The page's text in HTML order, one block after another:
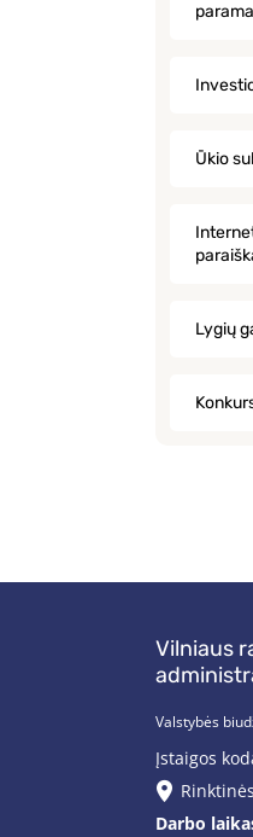
parama
Ūkio
Lygių
Vilniaus
Valstybės
Įstaigos
Darbo